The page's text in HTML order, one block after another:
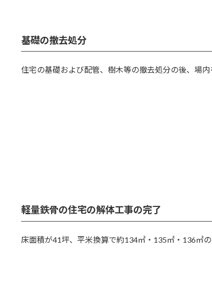
基礎の撤去処分
住宅の基礎および配管、樹木等の撤去処分の後、場内
軽量鉄骨の住宅の解体工事の完了
床面積が41坪、平米換算で約134㎡・135㎡・136㎡